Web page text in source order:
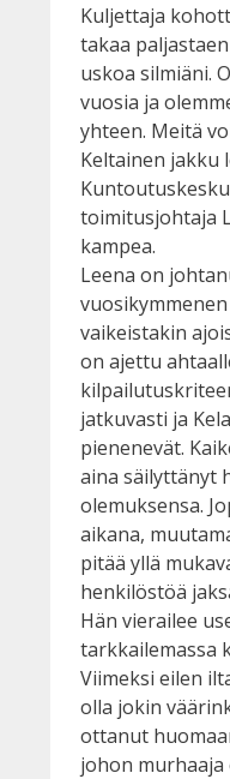
Kuljettaja
takaa
uskoa silmiäni.
vuosia ja
yhteen. Meitä
Keltainen jakku
toimitusjohtaja
kampea.
Leena on
vaikeistakin
on ajettu
jatkuvasti ja
pienenevät.
aina säilyttänyt
olemuksensa.
aikana,
pitää yllä
henkilöstöä
Hän vierailee
tarkkailemassa
Viimeksi eilen
olla jokin
ottanut
johon